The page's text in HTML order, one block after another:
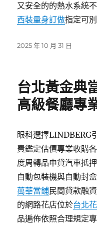
又安全的的熱水系統
西裝量身訂做指定可
發
2025 年 10 月 31 日
台北黃金典
高級餐廳專
眼科選擇LINDBERG
費鑑定估價專業收購
度周轉品申貸汽車抵
自動包裝機與自動封
萬華當鋪民間貸款融
的網路花店位於台北
品遍佈依照合理規定